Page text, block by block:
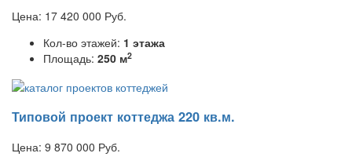
Цена: 17 420 000 Руб.
Кол-во этажей: 1 этажа
Площадь: 250 м2
Типовой проект коттеджа 220 кв.м.
Цена: 9 870 000 Руб.